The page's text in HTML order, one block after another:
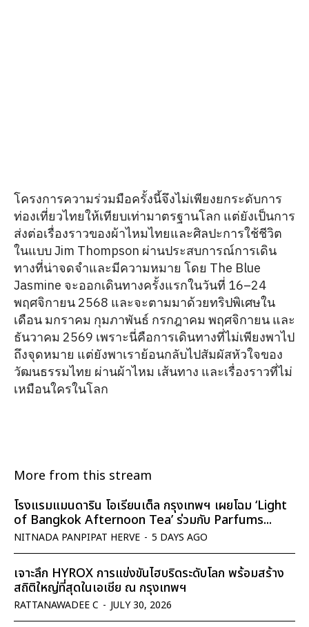
โครงการความร่วมมือครั้งนี้จึงไม่เพียงยกระดับการ
ท่องเที่ยวไทยให้เทียบเท่ามาตรฐานโลก แต่ยังเป็นการ
ส่งต่อเรื่องราวของผ้าไหมไทยและศิลปะการใช้ชีวิต
ในแบบ Jim Thompson ผ่านประสบการณ์การเดิน
ทางที่น่าจดจำและมีความหมาย โดย The Blue
Jasmine จะออกเดินทางครั้งแรกในวันที่ 16–24
พฤศจิกายน 2568 และจะตามมาด้วยทริปพิเศษใน
เดือน มกราคม กุมภาพันธ์ กรกฎาคม พฤศจิกายน และ
ธันวาคม 2569 เพราะนี่คือการเดินทางที่ไม่เพียงพาไป
ถึงจุดหมาย แต่ยังพาเราย้อนกลับไปสัมผัสหัวใจของ
วัฒนธรรมไทย ผ่านผ้าไหม เส้นทาง และเรื่องราวที่ไม่
เหมือนใครในโลก
More from this stream
โรงแรมแมนดาริน โอเรียนเต็ล กรุงเทพฯ เผยโฉม ‘Light
of Bangkok Afternoon Tea’ ร่วมกับ Parfums...
NITNADA PANPIPAT HERVE - 5 DAYS AGO
เจาะลึก HYROX การแข่งขันไฮบริดระดับโลก พร้อมสร้าง
สถิติใหญ่ที่สุดในเอเชีย ณ กรุงเทพฯ
RATTANAWADEE C - JULY 30, 2026